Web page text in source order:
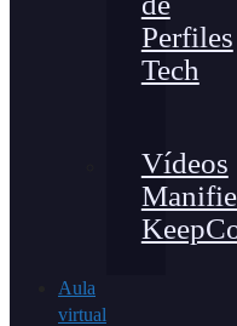
Perfiles
Tech
Vídeos
Aula
virtual